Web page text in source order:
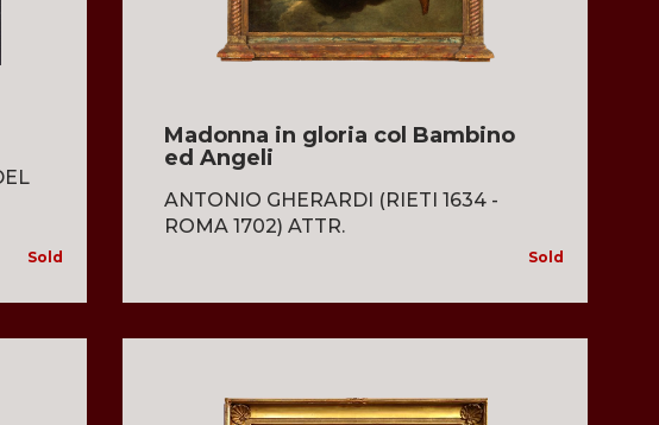
Sold
Madonna in gloria col Bambino
ed Angeli
ANTONIO GHERARDI (RIETI 1634 -
ROMA 1702) ATTR.
Sold